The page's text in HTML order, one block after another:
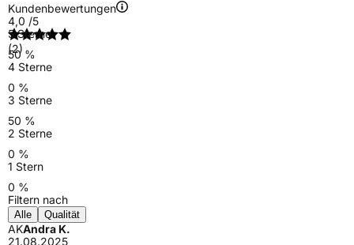
Kundenbewertungen
4,0 /5
(2)
5 Sterne
50 %
4 Sterne
0 %
3 Sterne
50 %
2 Sterne
0 %
1 Stern
0 %
Filtern nach
Alle Qualität
AKAndra K.
21.08.2025